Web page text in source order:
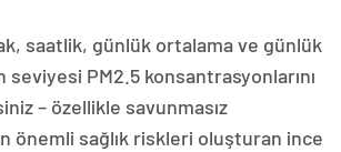
saatlik, günlük ortalama ve günlük
PM2.5 konsantrasyonlarını
– özellikle savunmasız
önemli sağlık riskleri oluşturan ince